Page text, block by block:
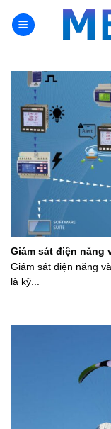
đến
Giám sát điện năng
Giám sát điện năng
là kỹ...